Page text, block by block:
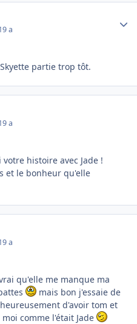
a
partie trop tôt.
a
histoire avec Jade !
et le bonheur qu'elle
a
qu'elle me manque ma
mais bon j'essaie de
d'avoir tom et
comme l'était Jade